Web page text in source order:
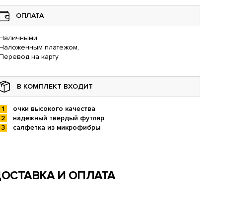
ОПЛАТА
платежом,
на карту
В КОМПЛЕКТ ВХОДИТ
очки высокого качества
надежный твердый футляр
салфетка из микрофибры
И ОПЛАТА